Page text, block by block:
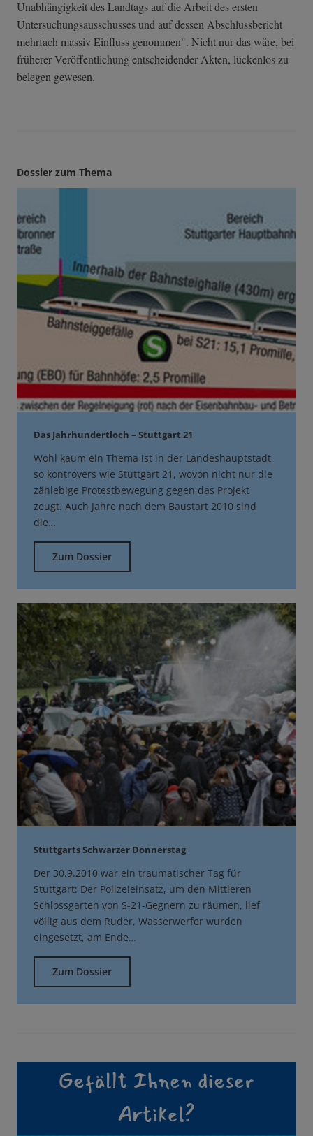
Unabhängigkeit des Landtags auf die Arbeit des ersten
Untersuchungsausschusses und auf dessen Abschlussbericht
mehrfach massiv Einfluss genommen". Nicht nur das wäre, bei
früherer Veröffentlichung entscheidender Akten, lückenlos zu
belegen gewesen.
Dossier zum Thema
Das Jahrhundertloch – Stuttgart 21
Wohl kaum ein Thema ist in der Landeshauptstadt
so kontrovers wie Stuttgart 21, wovon nicht nur die
zählebige Protestbewegung gegen das Projekt
zeugt. Auch Jahre nach dem Baustart 2010 sind
die…
Zum Dossier
Stuttgarts Schwarzer Donnerstag
Der 30.9.2010 war ein traumatischer Tag für
Stuttgart: Der Polizeieinsatz, um den Mittleren
Schlossgarten von S-21-Gegnern zu räumen, lief
völlig aus dem Ruder, Wasserwerfer wurden
eingesetzt, am Ende…
Zum Dossier
Gefällt Ihnen dieser
Artikel?